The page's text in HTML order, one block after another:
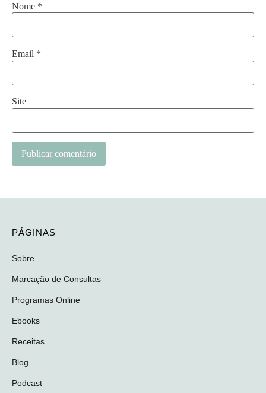
Nome *
Email *
Site
PÁGINAS
Sobre
Marcação de Consultas
Programas Online
Ebooks
Receitas
Blog
Podcast